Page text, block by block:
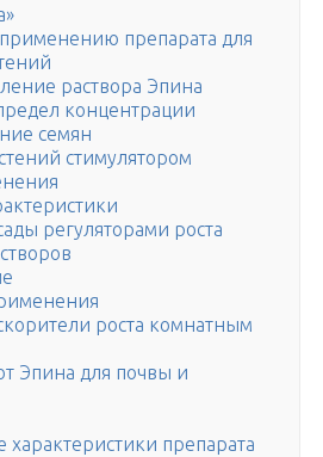
препарата для
раствора Эпина
концентрации
семян
стимулятором
регуляторами роста
роста комнатным
Эпина для почвы и
препарата